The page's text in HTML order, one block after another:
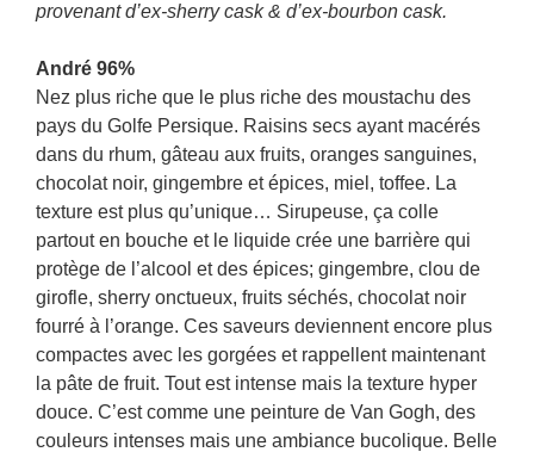
provenant d’ex-sherry cask & d’ex-bourbon cask.
André 96%
Nez plus riche que le plus riche des moustachu des
pays du Golfe Persique. Raisins secs ayant macérés
dans du rhum, gâteau aux fruits, oranges sanguines,
chocolat noir, gingembre et épices, miel, toffee. La
texture est plus qu’unique… Sirupeuse, ça colle
partout en bouche et le liquide crée une barrière qui
protège de l’alcool et des épices; gingembre, clou de
girofle, sherry onctueux, fruits séchés, chocolat noir
fourré à l’orange. Ces saveurs deviennent encore plus
compactes avec les gorgées et rappellent maintenant
la pâte de fruit. Tout est intense mais la texture hyper
douce. C’est comme une peinture de Van Gogh, des
couleurs intenses mais une ambiance bucolique. Belle